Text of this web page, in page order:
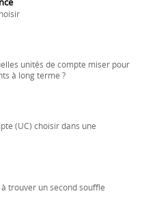
unités de compte miser pour
à long terme ?
(UC) choisir dans une
trouver un second souffle